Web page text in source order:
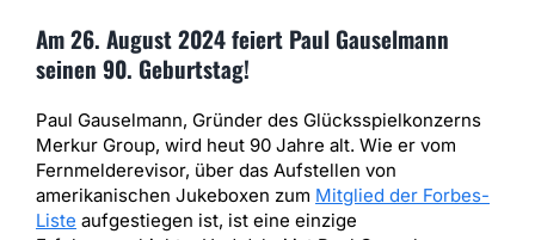
Am 26. August 2024 feiert Paul Gauselmann
seinen 90. Geburtstag!
Paul Gauselmann, Gründer des Glücksspielkonzerns
Merkur Group, wird heut 90 Jahre alt. Wie er vom
Fernmelderevisor, über das Aufstellen von
amerikanischen Jukeboxen zum Mitglied der Forbes-
Liste aufgestiegen ist, ist eine einzige